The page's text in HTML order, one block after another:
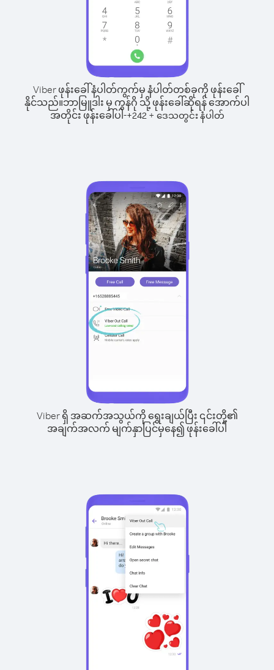
Viber ဖုန်းခေါ်နံပါတ်ကွက်မှ နံပါတ်တစ်ခုကို ဖုန်းခေါ်
နိုင်သည်။ဘာမြူဒါး မှ ကွန်ဂို သို့ ဖုန်းခေါ်ဆိုရန် အောက်ပါ
အတိုင်း ဖုန်းခေါ်ပါ-+242+ဒေသတွင်း နံပါတ်
Viber ရှိ အဆက်အသွယ်ကို ရွေးချယ်ပြီး ၎င်းတို့၏
အချက်အလက် မျက်နှာပြင်မှနေ၍ ဖုန်းခေါ်ပါ